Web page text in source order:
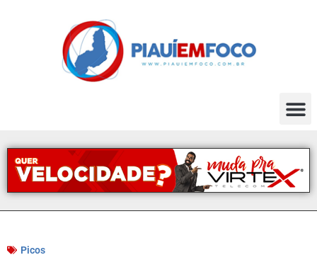
Picos